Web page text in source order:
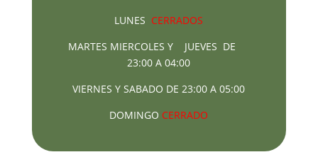
LUNES CERRADOS
MARTES MIERCOLES Y JUEVES DE
23:00 A 04:00
VIERNES Y SABADO DE 23:00 A 05:00
DOMINGO CERRADO